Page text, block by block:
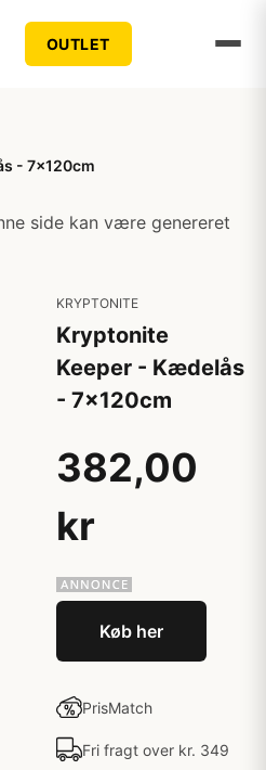
OUTLET
- 7x120cm
side kan være genereret
KRYPTONITE
Kryptonite
Keeper - Kædelås
- 7x120cm
382,00
kr
Køb her
PrisMatch
Fri fragt over kr. 349